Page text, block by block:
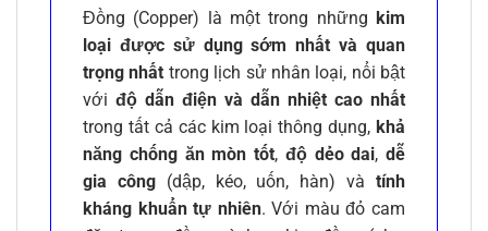
Đồng (Copper) là một trong những kim
loại được sử dụng sớm nhất và quan
trọng nhất trong lịch sử nhân loại, nổi bật
với độ dẫn điện và dẫn nhiệt cao nhất
trong tất cả các kim loại thông dụng, khả
năng chống ăn mòn tốt, độ dẻo dai, dễ
gia công(dập, kéo, uốn, hàn) vàtính
kháng khuẩn tự nhiên. Với màu đỏ cam